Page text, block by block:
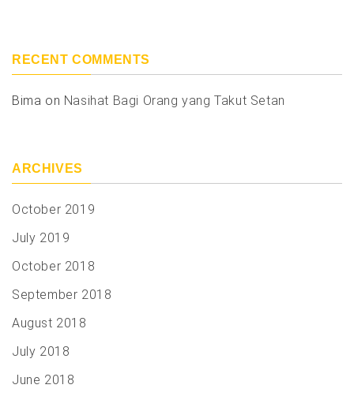
RECENT COMMENTS
Bima on Nasihat Bagi Orang yang Takut Setan
ARCHIVES
October 2019
July 2019
October 2018
September 2018
August 2018
July 2018
June 2018